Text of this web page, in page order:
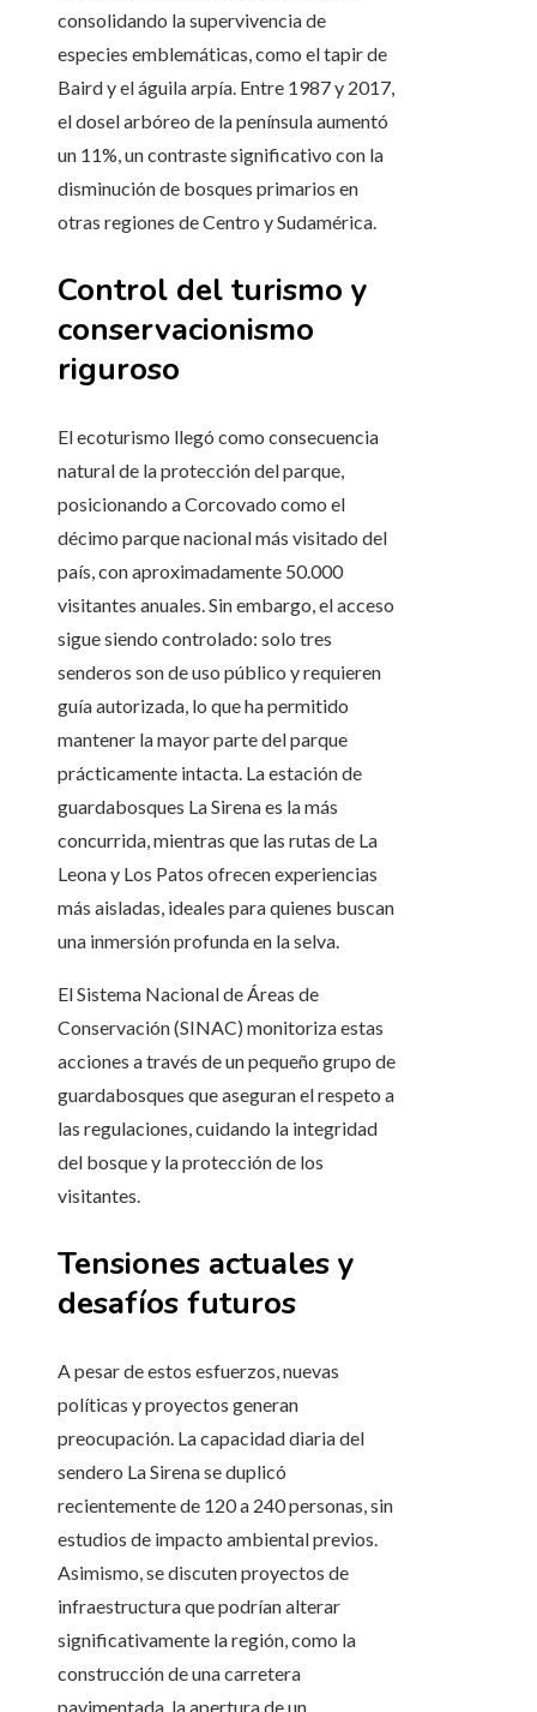
consolidando la supervivencia de
especies emblemáticas, como el tapir de
Baird y el águila arpía. Entre 1987 y 2017,
el dosel arbóreo de la península aumentó
un 11%, un contraste significativo con la
disminución de bosques primarios en
otras regiones de Centro y Sudamérica.
Control del turismo y
conservacionismo
riguroso
El ecoturismo llegó como consecuencia
natural de la protección del parque,
posicionando a Corcovado como el
décimo parque nacional más visitado del
país, con aproximadamente 50.000
visitantes anuales. Sin embargo, el acceso
sigue siendo controlado: solo tres
senderos son de uso público y requieren
guía autorizada, lo que ha permitido
mantener la mayor parte del parque
prácticamente intacta. La estación de
guardabosques La Sirena es la más
concurrida, mientras que las rutas de La
Leona y Los Patos ofrecen experiencias
más aisladas, ideales para quienes buscan
una inmersión profunda en la selva.
El Sistema Nacional de Áreas de
Conservación (SINAC) monitoriza estas
acciones a través de un pequeño grupo de
guardabosques que aseguran el respeto a
las regulaciones, cuidando la integridad
del bosque y la protección de los
visitantes.
Tensiones actuales y
desafíos futuros
A pesar de estos esfuerzos, nuevas
políticas y proyectos generan
preocupación. La capacidad diaria del
sendero La Sirena se duplicó
recientemente de 120 a 240 personas, sin
estudios de impacto ambiental previos.
Asimismo, se discuten proyectos de
infraestructura que podrían alterar
significativamente la región, como la
construcción de una carretera
pavimentada, la apertura de un